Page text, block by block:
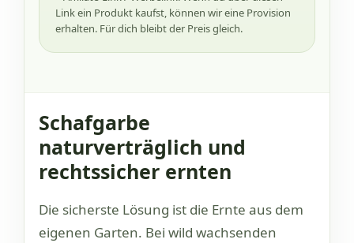
Link ein Produkt kaufst, können wir eine Provision
erhalten. Für dich bleibt der Preis gleich.
Schafgarbe
naturverträglich und
rechtssicher ernten
Die sicherste Lösung ist die Ernte aus dem
eigenen Garten. Bei wild wachsenden